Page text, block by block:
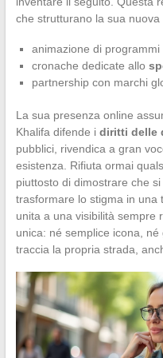
che strutturano la sua nuova
animazione di programmi
cronache dedicate allo
partnership con marchi
La sua presenza online
Khalifa difende i diritti delle
pubblici, rivendica a gran
esistenza. Rifiuta ormai
piuttosto di dimostrare che
trasformare lo stigma in una
unita a una visibilità sempre
unica: né semplice icona,
traccia la propria strada,